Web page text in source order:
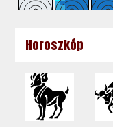
Horoszkóp